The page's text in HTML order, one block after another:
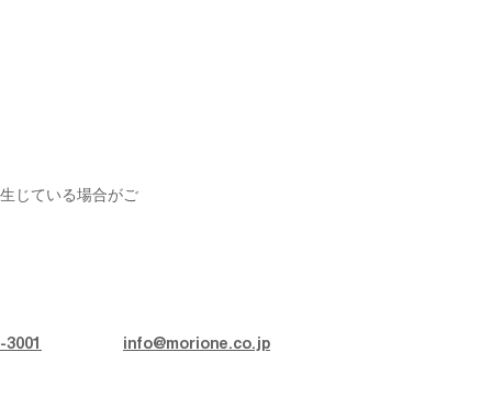
じている場合がご
info@morione.co.jp